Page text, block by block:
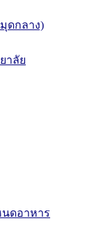
ดกลาง)
าลัย
ดอาหาร